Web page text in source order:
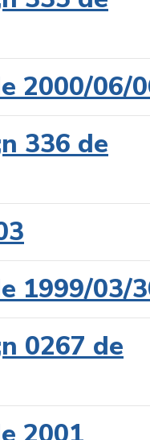
2000/06/
336 de
1999/03/
0267 de